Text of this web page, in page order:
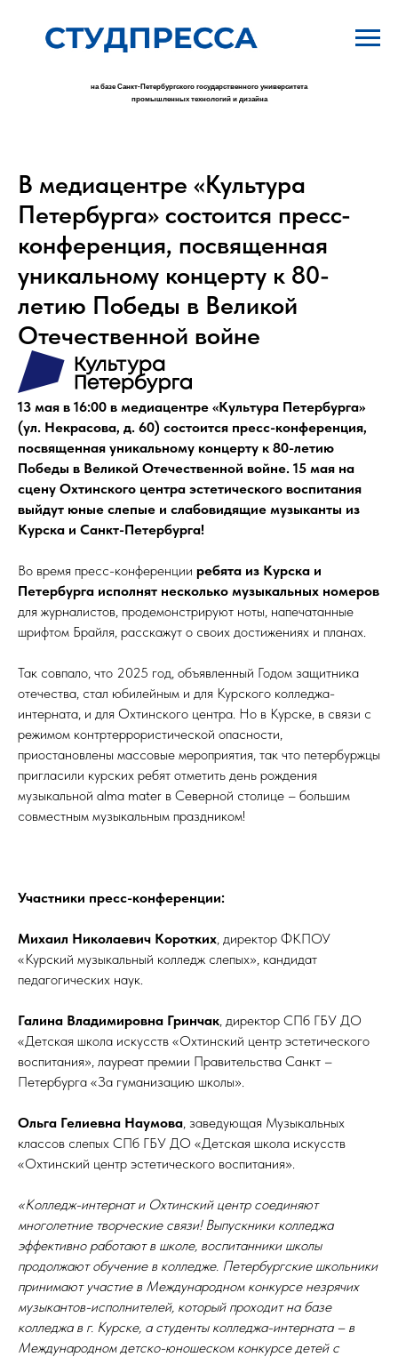
на базе Санкт-Петербургского государственного университета
промышленных технологий и дизайна
В медиацентре «Культура
Петербурга» состоится пресс-
конференция, посвященная
уникальному концерту к 80-
летию Победы в Великой
Отечественной войне
13 мая в 16:00 в медиацентре «Культура Петербурга»
(ул. Некрасова, д. 60) состоится пресс-конференция,
посвященная уникальному концерту к 80-летию
Победы в Великой Отечественной войне. 15 мая на
сцену Охтинского центра эстетического воспитания
выйдут юные слепые и слабовидящие музыканты из
Курска и Санкт-Петербурга!
Во время пресс-конференции ребята из Курска и
Петербурга исполнят несколько музыкальных номеров
для журналистов, продемонстрируют ноты, напечатанные
шрифтом Брайля, расскажут о своих достижениях и планах.
Так совпало, что 2025 год, объявленный Годом защитника
отечества, стал юбилейным и для Курского колледжа-
интерната, и для Охтинского центра. Но в Курске, в связи с
режимом контртеррористической опасности,
приостановлены массовые мероприятия, так что петербуржцы
пригласили курских ребят отметить день рождения
музыкальной alma mater в Северной столице – большим
совместным музыкальным праздником!
Участники пресс-конференции:
Михаил Николаевич Коротких, директор ФКПОУ
«Курский музыкальный колледж слепых», кандидат
педагогических наук.
Галина Владимировна Гринчак, директор СПб ГБУ ДО
«Детская школа искусств «Охтинский центр эстетического
воспитания», лауреат премии Правительства Санкт –
Петербурга «За гуманизацию школы».
Ольга Гелиевна Наумова, заведующая Музыкальных
классов слепых СПб ГБУ ДО «Детская школа искусств
«Охтинский центр эстетического воспитания».
«Колледж-интернат и Охтинский центр соединяют
многолетние творческие связи! Выпускники колледжа
эффективно работают в школе, воспитанники школы
продолжают обучение в колледже. Петербургские школьники
принимают участие в Международном конкурсе незрячих
музыкантов-исполнителей, который проходит на базе
колледжа в г. Курске, а студенты колледжа-интерната – в
Международном детско-юношеском конкурсе детей с